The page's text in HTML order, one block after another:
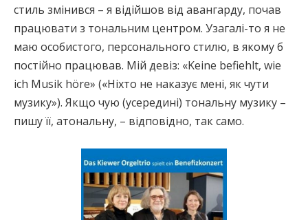
стиль змінився – я відійшов від авангарду, почав
працювати з тональним центром. Узагалі-то я не
маю особистого, персонального стилю, в якому б
постійно працював. Мій девіз: «Keine befiehlt, wie
ich Musik höre» («Ніхто не наказує мені, як чути
музику»). Якщо чую (усередині) тональну музику –
пишу її, атональну, – відповідно, так само.